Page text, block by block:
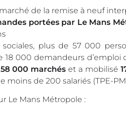
de la remise à neuf
portées par Le Mans
sociales, plus de 57 000
000 demandeurs d’emploi
58 000 marchés et a mobilisé
moins de 200 salariés (TPE-
Le Mans Métropole :